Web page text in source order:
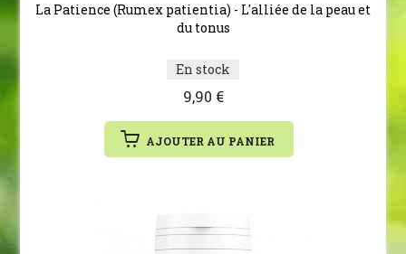
La Patience (Rumex patientia) - L'alliée de la peau et
du tonus
En stock
9,90 €
AJOUTER AU PANIER